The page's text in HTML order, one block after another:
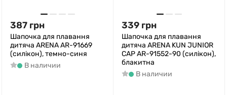
387 грн
Шапочка для плавання
дитяча ARENA AR-91669
(силікон), темно-синя
В наличии
339 грн
Шапочка для плавання
дитяча ARENA KUN JUNIOR
CAP AR-91552-90 (силікон),
блакитна
В наличии